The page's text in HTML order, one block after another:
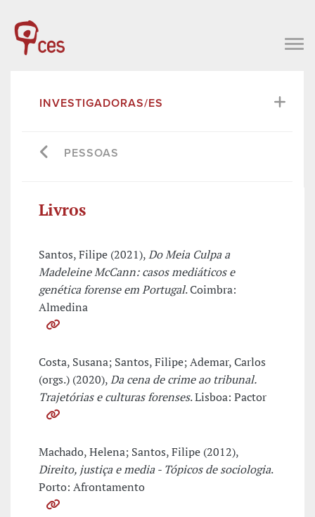
INVESTIGADORAS/ES
PESSOAS
Livros
Santos, Filipe (2021),Do Meia Culpa a
Madeleine McCann: casos mediáticos e
genética forense em Portugal. Coimbra:
Almedina
Costa, Susana; Santos, Filipe; Ademar, Carlos
(orgs.) (2020),Da cena de crime ao tribunal.
Trajetórias e culturas forenses. Lisboa: Pactor
Machado, Helena; Santos, Filipe (2012),
Direito, justiça e media - Tópicos de sociologia.
Porto: Afrontamento